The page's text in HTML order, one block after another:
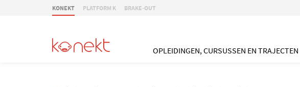
KONEKT PLATFORM K BRAKE-OUT
OPLEIDINGEN, CURSUSSEN EN TRAJECTEN